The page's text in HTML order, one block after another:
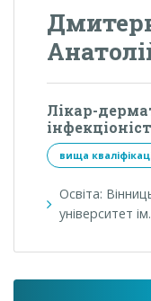
Лікар-
інфекціоніст
вища
Освіта:
університет